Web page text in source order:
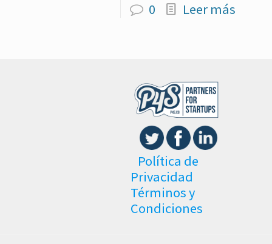
0
Leer más
Política de
Privacidad
Términos y
Condiciones